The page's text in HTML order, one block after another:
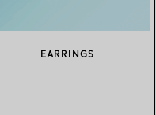
EARRINGS